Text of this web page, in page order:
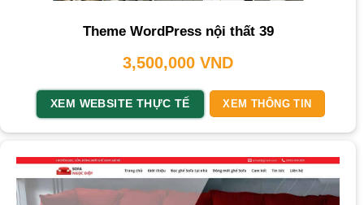
Theme WordPress nội thất 39
3,500,000 VND
XEM WEBSITE THỰC TẾ XEM THÔNG TIN